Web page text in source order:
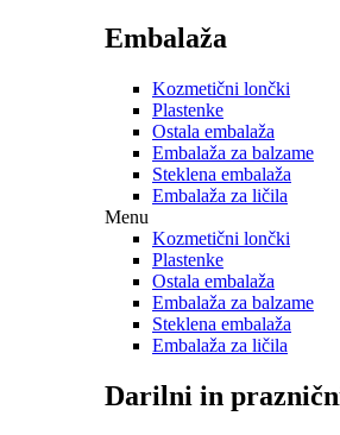
Embalaža
Kozmetični lončki
Plastenke
Ostala embalaža
Embalaža za balzame
Steklena embalaža
Embalaža za ličila
Menu
Kozmetični lončki
Plastenke
Ostala embalaža
Embalaža za balzame
Steklena embalaža
Embalaža za ličila
Darilni in